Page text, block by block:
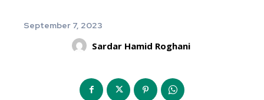
September 7, 2023
Sardar Hamid Roghani